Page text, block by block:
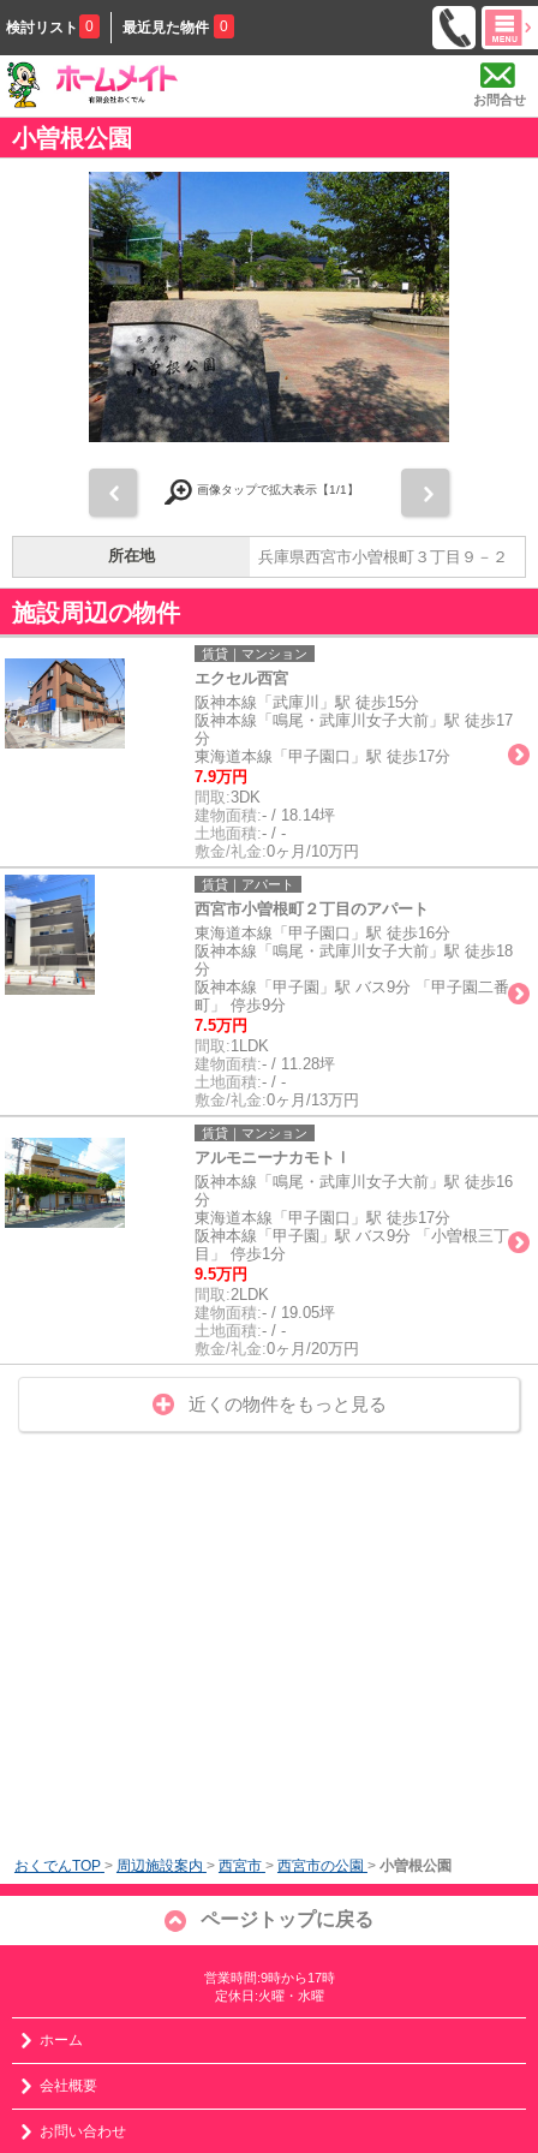
検討リスト 0 最近見た物件 0
お問合せ
小曽根公園
画像タップで拡大表示【1/1】
所在地 兵庫県西宮市小曽根町３丁目９－２
施設周辺の物件
賃貸｜マンション
エクセル西宮
阪神本線「武庫川」駅 徒歩15分
阪神本線「鳴尾・武庫川女子大前」駅 徒歩17
分
東海道本線「甲子園口」駅 徒歩17分
7.9万円
間取:3DK
建物面積:- / 18.14坪
土地面積:- / -
敷金/礼金:0ヶ月/10万円
賃貸｜アパート
西宮市小曽根町２丁目のアパート
東海道本線「甲子園口」駅 徒歩16分
阪神本線「鳴尾・武庫川女子大前」駅 徒歩18
分
阪神本線「甲子園」駅 バス9分 「甲子園二番
町」 停歩9分
7.5万円
間取:1LDK
建物面積:- / 11.28坪
土地面積:- / -
敷金/礼金:0ヶ月/13万円
賃貸｜マンション
アルモニーナカモトⅠ
阪神本線「鳴尾・武庫川女子大前」駅 徒歩16
分
東海道本線「甲子園口」駅 徒歩17分
阪神本線「甲子園」駅 バス9分 「小曽根三丁
目」 停歩1分
9.5万円
間取:2LDK
建物面積:- / 19.05坪
土地面積:- / -
敷金/礼金:0ヶ月/20万円
近くの物件をもっと見る
おくでんTOP > 周辺施設案内 > 西宮市 > 西宮市の公園 > 小曽根公園
ページトップに戻る
営業時間:9時から17時
定休日:火曜・水曜
ホーム
会社概要
お問い合わせ